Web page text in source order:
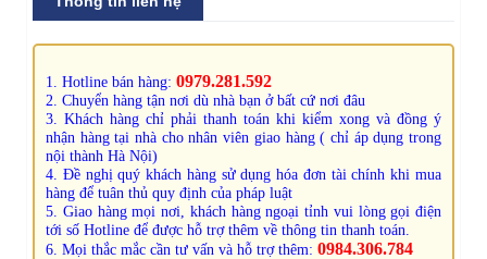
1. Hotline bán hàng: 0979.281.592
2. Chuyển hàng tận nơi dù nhà bạn ở bất cứ nơi đâu
3. Khách hàng chỉ phải thanh toán khi kiểm xong và đồng ý
nhận hàng tại nhà cho nhân viên giao hàng ( chỉ áp dụng trong
nội thành Hà Nội)
4. Đề nghị quý khách hàng sử dụng hóa đơn tài chính khi mua
hàng để tuân thủ quy định của pháp luật
5. Giao hàng mọi nơi, khách hàng ngoại tỉnh vui lòng gọi điện
tới số Hotline để được hỗ trợ thêm về thông tin thanh toán.
6. Mọi thắc mắc cần tư vấn và hỗ trợ thêm: 0984.306.784